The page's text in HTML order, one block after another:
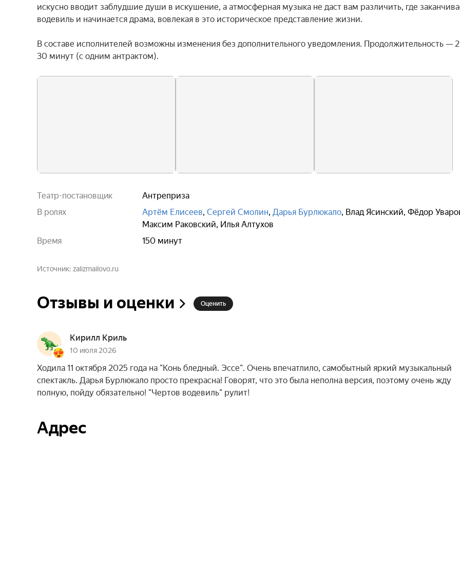
искусно вводит заблудшие души в искушение, а атмосферная музыка не даст вам различить, где
водевиль и начинается драма, вовлекая в это историческое представление жизни.
В составе исполнителей возможны изменения без дополнительного уведомления. Продолжительность — 2
30 минут (с одним антрактом).
Театр-постановщик
Антреприза
В ролях
Артём Елисеев, Сергей Смолин, Дарья Бурлюкало, Влад Ясинский, Фёдор
Максим Раковский, Илья Алтухов
Время
150 минут
Источник zalizmailovo.ru
Отзывы и оценки Оценить
Кирилл Криль
10 июля 2026
Ходила 11 октября 2025 года на "Конь бледный. Эссе". Очень впечатлило, самобытный яркий музыкальный
спектакль. Дарья Бурлюкало просто прекрасна! Говорят, что это была неполна версия, поэтому очень жду
полную, пойду обязательно! "Чертов водевиль" рулит!
Адрес